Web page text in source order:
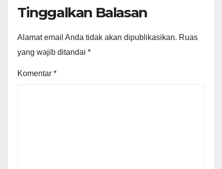
Tinggalkan Balasan
Alamat email Anda tidak akan dipublikasikan. Ruas
yang wajib ditandai *
Komentar *